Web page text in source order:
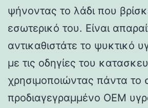
ψήνοντας το λάδι που
εσωτερικό του. Είναι
αντικαθιστάτε το ψυκτικό
με τις οδηγίες του
χρησιμοποιώντας πάντα το
προδιαγεγραμμένο OEM